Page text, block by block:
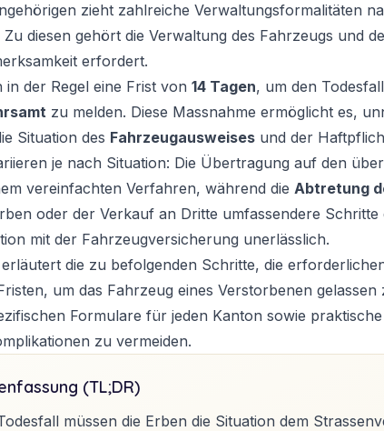
zieht zahlreiche Verwaltungsformalitäten
diesen gehört die Verwaltung des Fahrzeugs und
erfordert.
in der Regel eine Frist von 14 Tagen, um den
zu melden. Diese Massnahme ermöglicht es,
Situation des Fahrzeugausweises und der
je nach Situation: Die Übertragung auf den
vereinfachten Verfahren, während die Abtretung
oder der Verkauf an Dritte umfassendere
mit der Fahrzeugversicherung unerlässlich.
die zu befolgenden Schritte, die
um das Fahrzeug eines Verstorbenen
Formulare für jeden Kanton sowie
zu vermeiden.
(TL;DR)
müssen die Erben die Situation dem